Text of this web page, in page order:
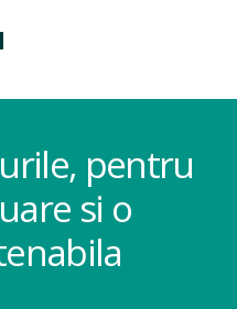
pentru
si o